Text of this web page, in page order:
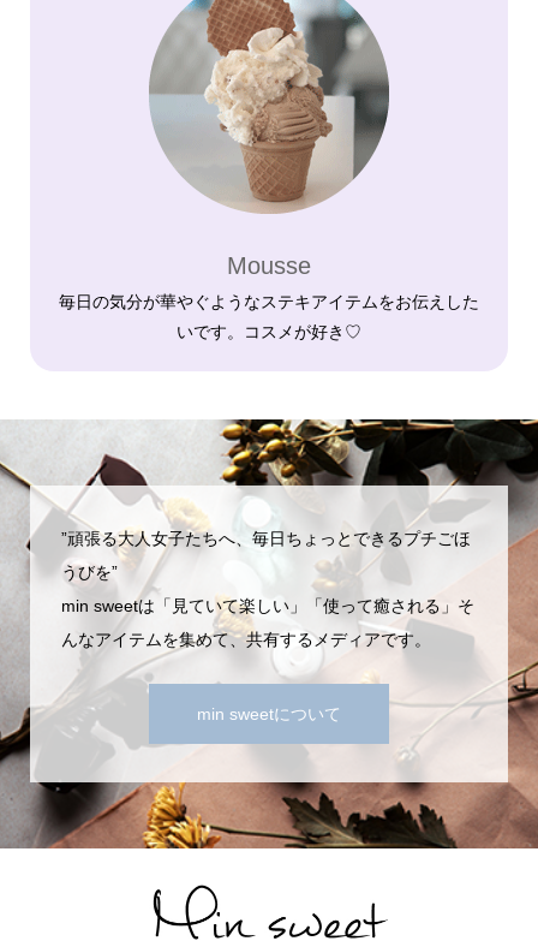
Mousse
毎日の気分が華やぐようなステキアイテムをお伝えした
いです。コスメが好き♡
”頑張る大人女子たちへ、毎日ちょっとできるプチごほ
うびを”
min sweetは「見ていて楽しい」「使って癒される」そ
んなアイテムを集めて、共有するメディアです。
min sweetについて